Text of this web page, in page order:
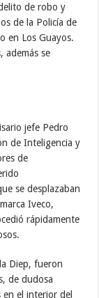
de robo y
de la Policía de
en Los Guayos.
además se
jefe Pedro
de Inteligencia y
de
se desplazaban
Iveco,
rápidamente
Diep, fueron
de dudosa
en el interior del